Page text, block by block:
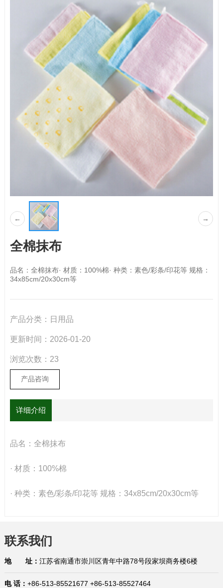
← →
全棉抹布
品名：全棉抹布· 材质：100%棉· 种类：素色/彩条/印花等 规格：
34x85cm/20x30cm等
产品分类： 日用品
更新时间： 2026-01-20
浏览次数： 23
产品咨询
详细介绍
品名：全棉抹布
· 材质：100%棉
· 种类：素色/彩条/印花等 规格：34x85cm/20x30cm等
联系我们
地 址： 江苏省南通市崇川区青年中路78号段家坝商务楼6楼
电 话： +86-513-85521677 +86-513-85527464